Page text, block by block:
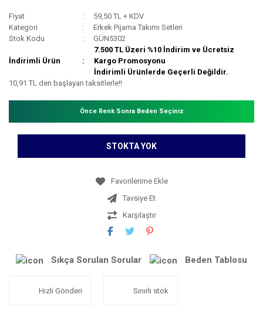
Fiyat
59,50 TL + KDV
Kategori
Erkek Pijama Takımı Setleri
Stok Kodu
GÜN5302
İndirimli Ürün
7.500 TL Üzeri %10 İndirim ve Ücretsiz
Kargo Promosyonu
İndirimli Ürünlerde Geçerli Değildir.
10,91 TL den başlayan taksitlerle!!
Önce Renk Sonra Beden Seçiniz
STOKTA YOK
Tavsiye Et
Karşılaştır
Sıkça Sorulan Sorular Beden Tablosu
Hızlı Gönderi Sınırlı stok